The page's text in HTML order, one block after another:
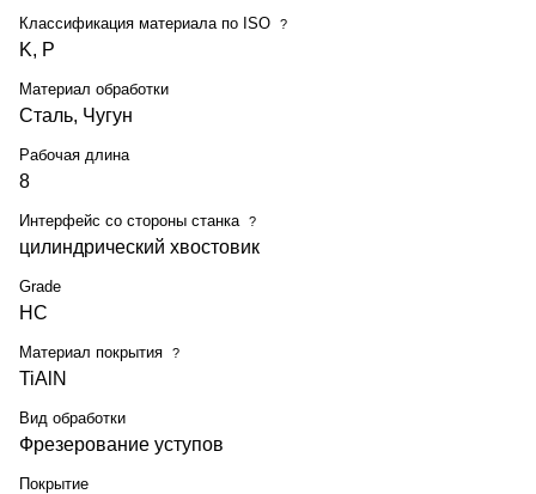
Классификация материала по ISO ?
K, P
Материал обработки
Сталь, Чугун
Рабочая длина
8
Интерфейс со стороны станка ?
цилиндрический хвостовик
Grade
HC
Материал покрытия ?
TiAlN
Вид обработки
Фрезерование уступов
Покрытие